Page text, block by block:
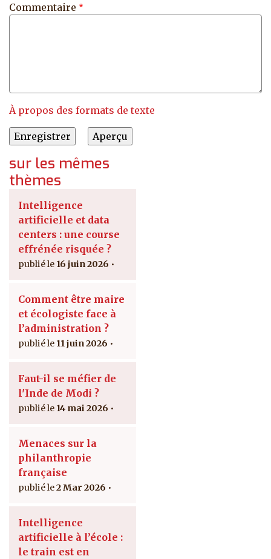
Commentaire
À propos des formats de texte
sur les mêmes
thèmes
Intelligence
artificielle et data
centers : une course
effrénée risquée ?
16 juin 2026
Comment être maire
et écologiste face à
l’administration ?
11 juin 2026
Faut-il se méfier de
l'Inde de Modi ?
14 mai 2026
Menaces sur la
philanthropie
française
2 Mar 2026
Intelligence
artificielle à l’école :
le train est en